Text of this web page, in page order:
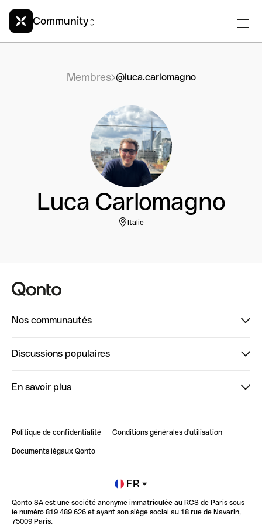
Community
Membres @luca.carlomagno
Luca Carlomagno
Italie
Nos communautés
ClubQonto
Discussions populaires
Impact de l'IA sur les carrières/productivité
En savoir plus
Blog
Newsroom
Glossaire finance
Politique de confidentialité Conditions générales d'utilisation
Documents légaux Qonto
FR
Qonto SA est une société anonyme immatriculée au RCS de Paris sous
le numéro 819 489 626 et ayant son siège social au 18 rue de Navarin,
75009 Paris.